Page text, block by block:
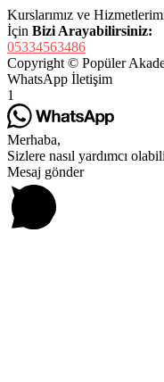
Kurslarımız ve
İçin Bizi Arayabilirsiniz:
05334563486
Copyright © Popüler
WhatsApp İletişim
1
Merhaba,
Sizlere nasıl yardımcı
Mesaj gönder